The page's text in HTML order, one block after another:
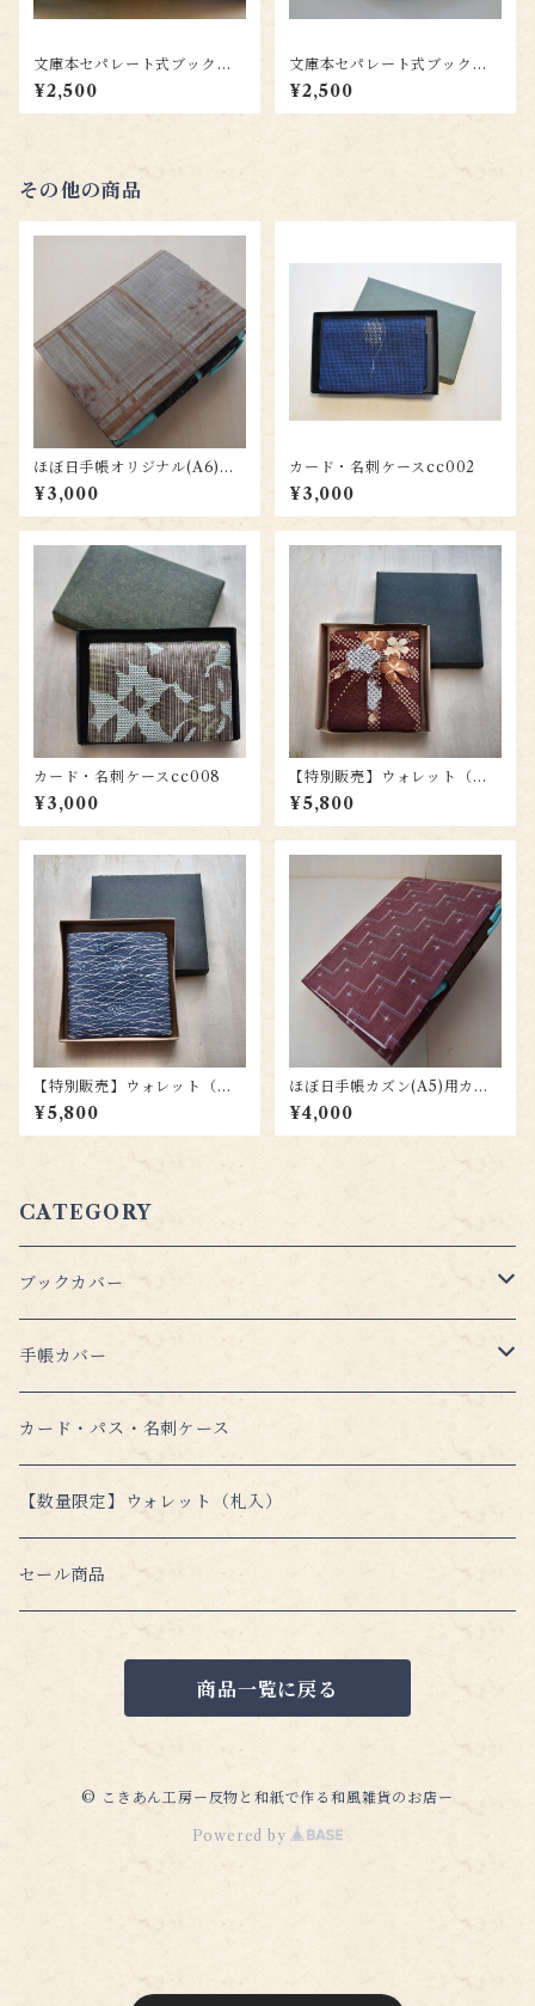
文庫本セパレート式ブックカ
バー hb102
¥2,500
文庫本セパレート式ブックカ
バー（絹・紬）hb085
¥2,500
その他の商品
ほぼ日手帳オリジナル(A6)用
カバー ho033
¥3,000
カード・名刺ケースcc002
¥3,000
カード・名刺ケースcc008
¥3,000
【特別販売】ウォレット（札
入）wl006
¥5,800
【特別販売】ウォレット（札
入）wl001
¥5,800
ほぼ日手帳カズン(A5)用カバ
ー hc038
¥4,000
CATEGORY
ブックカバー
【本の(単)羽織】文庫本 （おススメの新商品！）
５周年記念セット
単品販売
【本の(上)羽織】文庫本
標準フリーサイズ
ハヤカワ文庫フリーサイズ（少し大きめ）
新書本フリーサイズ
標準サイズ
コミック・ビジネスサイズ（少し大きめ）
単行本フリーサイズ
単行本 B6サイズ（小さめ）
単行本 菊版サイズ（大きめ）
手帳カバー
ほぼ日手帳対応カバー
オリジナル（A6）
カズン（A5）
特別仕様（猫デザイン）
カード・パス・名刺ケース
【数量限定】ウォレット（札入）
セール商品
商品一覧に戻る
© こきあん工房ー反物と和紙で作る和風雑貨のお店ー
Powered by